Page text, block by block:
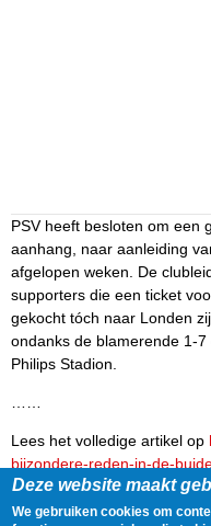
PSV heeft besloten om een
aanhang, naar aanleiding
afgelopen weken. De
supporters die een ticket
gekocht tóch naar Londen
ondanks de blamerende 1-
Philips Stadion.
Lees het volledige artikel op
bijzondere-reden-in-de-
supporters-in-
Deze website maakt
We gebruiken cookies om